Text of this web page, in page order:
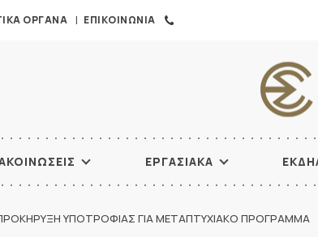
ΟΡΓΑΝΑ ΕΠΙΚΟΙΝΩΝΙΑ
ΕΡΓΑΣΙΑΚΑ
ΥΠΟΤΡΟΦΙΑΣ ΓΙΑ ΜΕΤΑΠΤΥΧΙΑΚΟ ΠΡΟΓΡΑΜΜΑ